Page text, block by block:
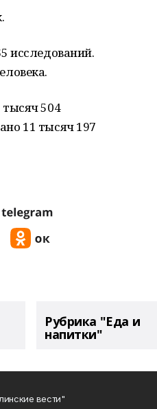
исследований.
тысяч 504
11 тысяч 197
Рубрика "Еда и
напитки"
вести"